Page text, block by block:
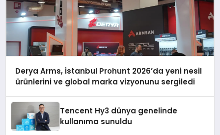
Derya Arms, İstanbul Prohunt 2026’da yeni nesil
ürünlerini ve global marka vizyonunu sergiledi
Tencent Hy3 dünya genelinde
kullanıma sunuldu